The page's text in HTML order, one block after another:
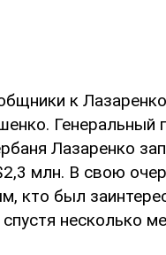
к
Генеральный
Лазаренко
млн. В свою
кто был
несколько